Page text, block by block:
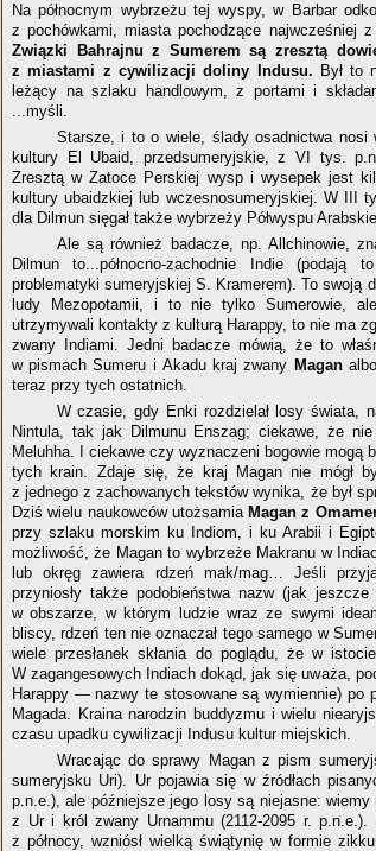
Na północnym wybrzeżu tej wyspy, w Barbar
z pochówkami, miasta pochodzące najwcześniej
Związki Bahrajnu z Sumerem są zresztą
z miastami z cywilizacji doliny Indusu. Był to
leżący na szlaku handlowym, z portami i
...myśli.
Starsze, i to o wiele, ślady osadnictwa nosi
kultury El Ubaid, przedsumeryjskie, z VI tys.
Zresztą w Zatoce Perskiej wysp i wysepek jest
kultury ubaidzkiej lub wczesnosumeryjskiej. W III
dla Dilmun sięgał także wybrzeży Półwyspu
Ale są również badacze, np. Allchinowie,
Dilmun to...północno-zachodnie Indie (podają
problematyki sumeryjskiej S. Kramerem). To swoją
ludy Mezopotamii, i to nie tylko Sumerowie,
utrzymywali kontakty z kulturą Harappy, to nie ma
zwany Indiami. Jedni badacze mówią, że to
w pismach Sumeru i Akadu kraj zwany Magan
teraz przy tych ostatnich.
W czasie, gdy Enki rozdzielał losy świata,
Nintula, tak jak Dilmunu Enszag; ciekawe, że
Meluhha. I ciekawe czy wyznaczeni bogowie mogą
tych krain. Zdaje się, że kraj Magan nie mógł
z jednego z zachowanych tekstów wynika, że był
Dziś wielu naukowców utożsamia Magan z
przy szlaku morskim ku Indiom, i ku Arabii i
możliwość, że Magan to wybrzeże Makranu w
lub okręg zawiera rdzeń mak/mag… Jeśli
przyniosły także podobieństwa nazw (jak
w obszarze, w którym ludzie wraz ze swymi
bliscy, rdzeń ten nie oznaczał tego samego w
wiele przesłanek skłania do poglądu, że w
W zagangesowych Indiach dokąd, jak się uważa,
Harappy — nazwy te stosowane są wymiennie) po
Magada. Kraina narodzin buddyzmu i wielu
czasu upadku cywilizacji Indusu kultur miejskich.
Wracając do sprawy Magan z pism
sumeryjsku Uri). Ur pojawia się w źródłach
p.n.e.), ale późniejsze jego losy są niejasne: wiemy
z Ur i król zwany Urnammu (2112-2095 r. p.n.e.).
z północy, wzniósł wielką świątynię w formie